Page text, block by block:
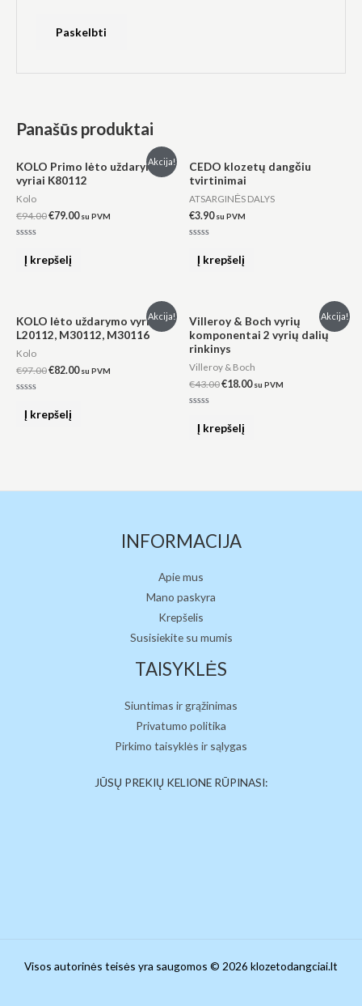
Panašūs produktai
Akcija!
KOLO Primo lėto uždarymo
vyriai K80112
Kolo
€94.00
price
was:
€79.00
price
is:
su PVM
Į krepšelį
CEDO klozetų dangčiu
tvirtinimai
ATSARGINĖS DALYS
€3.90 su PVM
Į krepšelį
Akcija!
KOLO lėto uždarymo vyriai
L20112, M30112, M30116
Kolo
€97.00
price
was:
€82.00
price
is:
su PVM
Į krepšelį
Akcija!
Villeroy & Boch vyrių
komponentai 2 vyrių dalių
rinkinys
Villeroy & Boch
€43.00
price
was:
€43.00.
€18.00
price
is:
su PVM
Į krepšelį
INFORMACIJA
Apie mus
Mano paskyra
Krepšelis
Susisiekite su mumis
TAISYKLĖS
Siuntimas ir grąžinimas
Privatumo politika
Pirkimo taisyklės ir sąlygas
JŪSŲ PREKIŲ KELIONE RŪPINASI:
Visos autorinės teisės yra saugomos © 2026 klozetodangciai.lt